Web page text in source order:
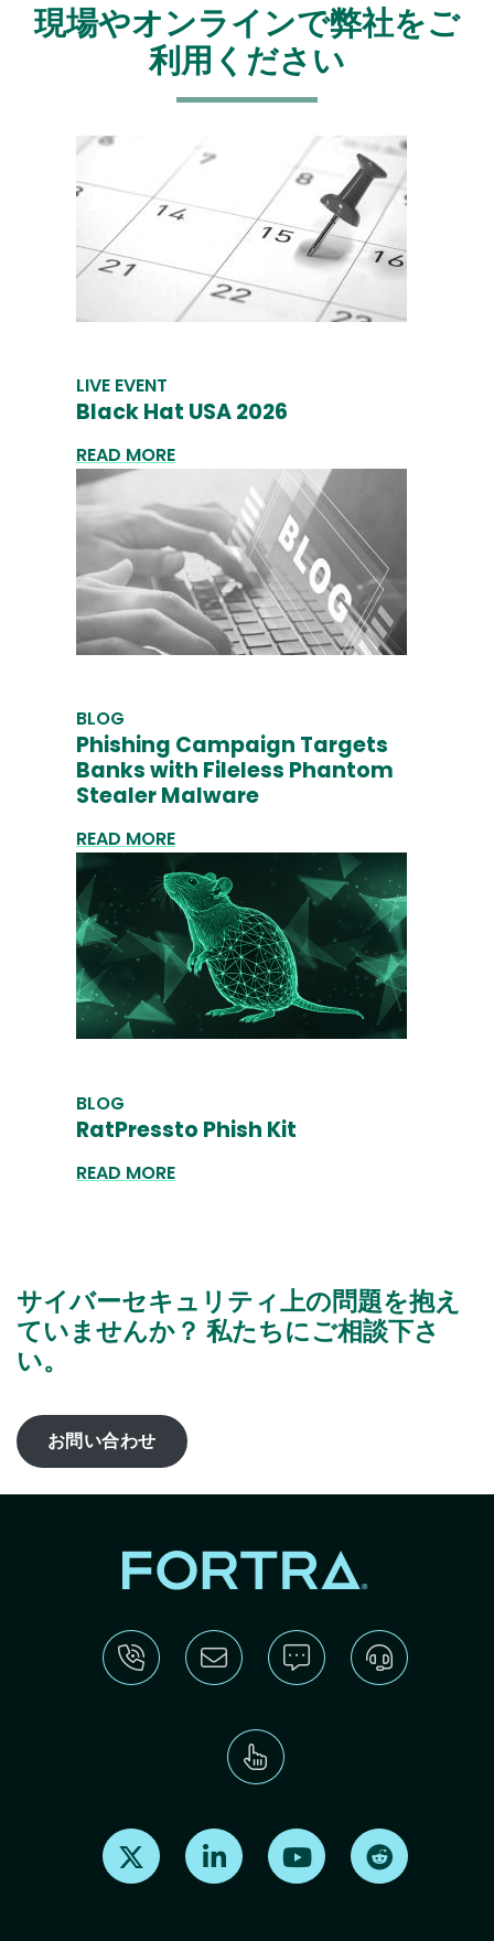
現場やオンラインで弊社をご
利用ください
LIVE EVENT
Black Hat USA 2026
READ MORE
BLOG
Phishing Campaign Targets
Banks with Fileless Phantom
Stealer Malware
READ MORE
BLOG
RatPressto Phish Kit
READ MORE
サイバーセキュリティ上の問題を抱え
ていませんか？ 私たちにご相談下さ
い。
お問い合わせ
Find us on X Find us on LinkedInFind us on Youtube